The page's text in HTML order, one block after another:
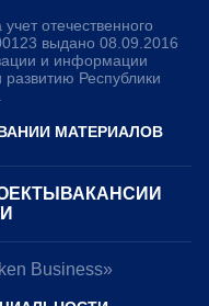
отечественного
выдано 08.09.2016
и информации
Республики
МАТЕРИАЛОВ
ВАКАНСИИ
Business»